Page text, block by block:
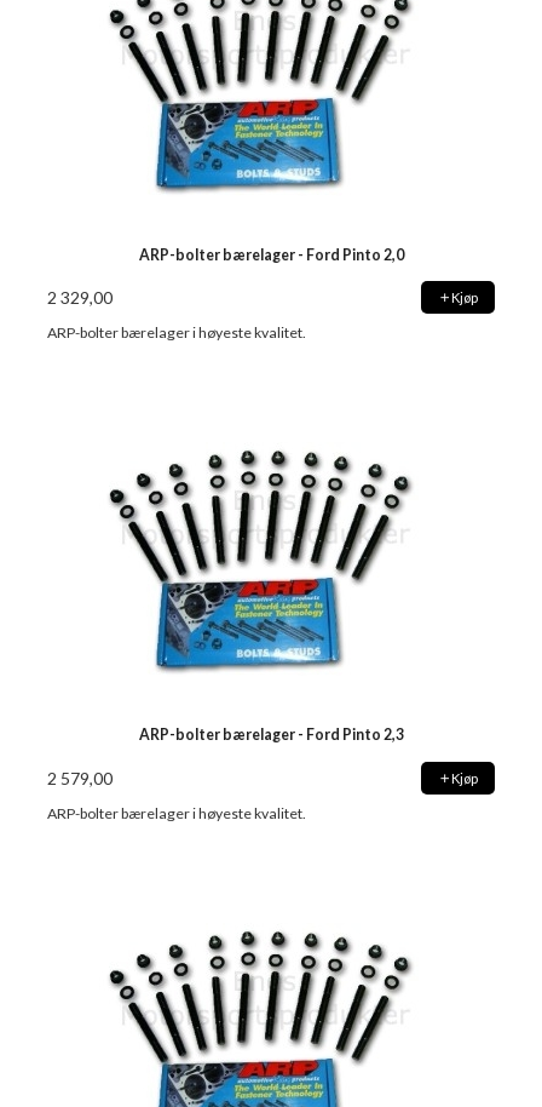
ARP-bolter bærelager - Ford Pinto 2,0
2 329,00 Kjøp
ARP-bolter bærelager i høyeste kvalitet.
ARP-bolter bærelager - Ford Pinto 2,3
2 579,00 Kjøp
ARP-bolter bærelager i høyeste kvalitet.